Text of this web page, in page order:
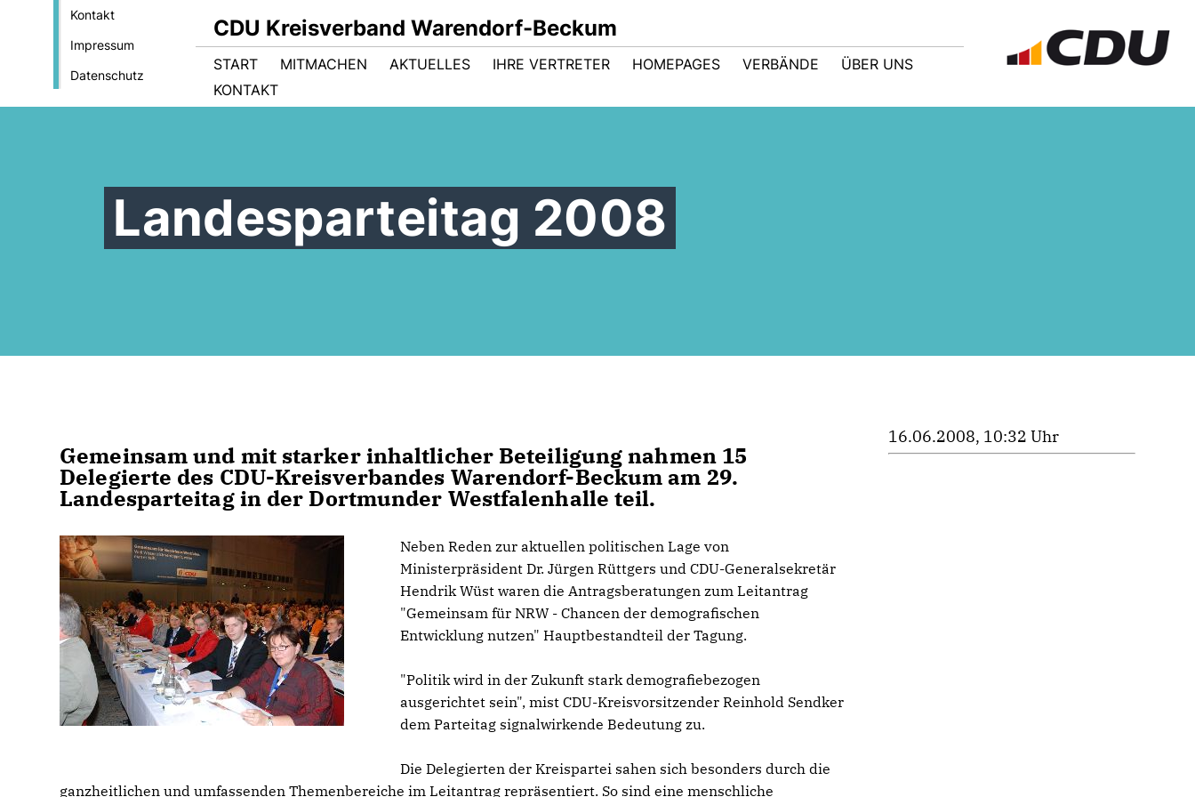
Kontakt
Impressum
Datenschutz
CDU Kreisverband Warendorf-Beckum
START MITMACHEN AKTUELLES IHRE VERTRETER HOMEPAGES VERBÄNDE
ÜBER UNS
KONTAKT
Landesparteitag 2008
Gemeinsam und mit starker inhaltlicher Beteiligung nahmen 15
Delegierte des CDU-Kreisverbandes Warendorf-Beckum am 29.
Landesparteitag in der Dortmunder Westfalenhalle teil.
Neben Reden zur aktuellen politischen Lage von
Ministerpräsident Dr. Jürgen Rüttgers und CDU-Generalsekretär
Hendrik Wüst waren die Antragsberatungen zum Leitantrag
"Gemeinsam für NRW - Chancen der demografischen
Entwicklung nutzen" Hauptbestandteil der Tagung.
"Politik wird in der Zukunft stark demografiebezogen
ausgerichtet sein", mist CDU-Kreisvorsitzender Reinhold Sendker
dem Parteitag signalwirkende Bedeutung zu.
Die Delegierten der Kreispartei sahen sich besonders durch die
ganzheitlichen und umfassenden Themenbereiche im Leitantrag repräsentiert. So sind eine menschliche
16.06.2008, 10:32 Uhr